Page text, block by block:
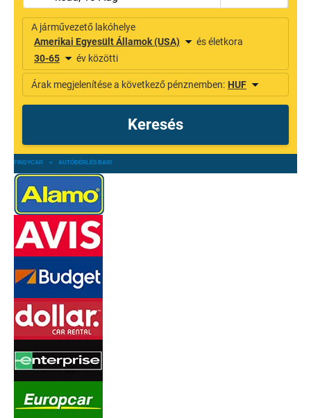
FINDYCAR » AUTÓBÉRLÉS BARI